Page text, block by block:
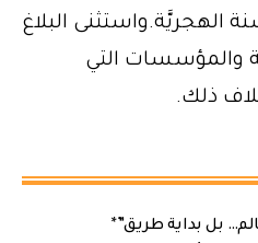
الهجريَّة.واستثنى البلاغ
والمؤسسات التي
ذلك.
بل بداية طريق”*